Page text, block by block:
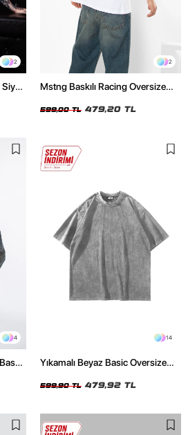
2 2
Mstng Baskılı Racing Oversize
599,00 TL 479,20 TL
4 14
Yıkamalı Beyaz Basic Oversize
599,90 TL 479,92 TL